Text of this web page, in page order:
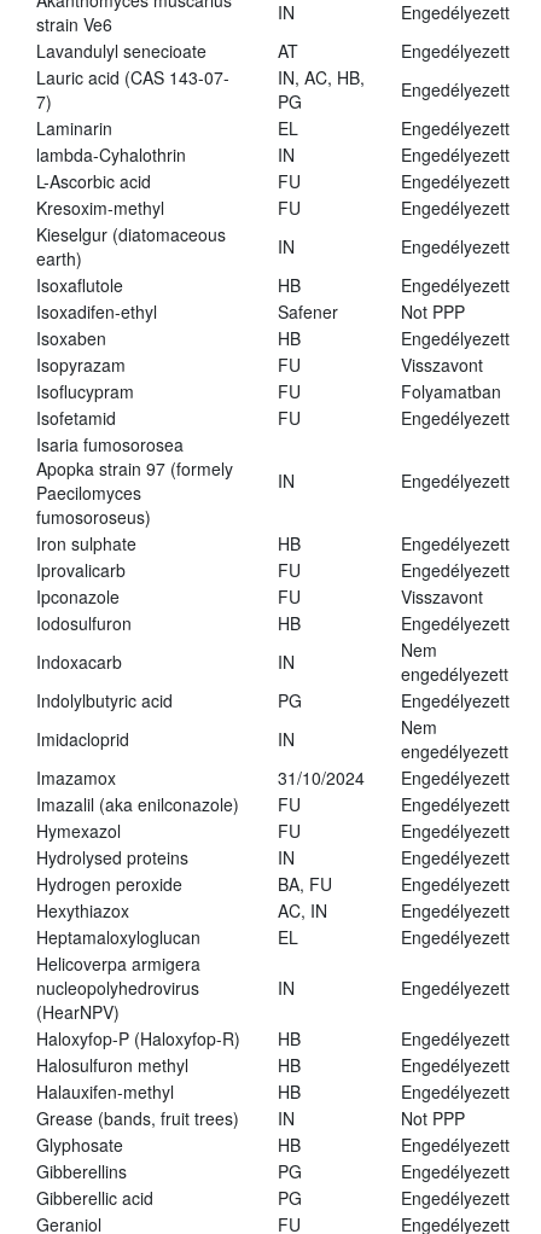
strain Ve6
IN
Engedélyezett
Lavandulyl senecioate
AT
Engedélyezett
Lauric acid (CAS 143-07-
7)
IN, AC, HB,
PG
Engedélyezett
Laminarin
EL
Engedélyezett
lambda-Cyhalothrin
IN
Engedélyezett
L-Ascorbic acid
FU
Engedélyezett
Kresoxim-methyl
FU
Engedélyezett
Kieselgur (diatomaceous
earth)
IN
Engedélyezett
Isoxaflutole
HB
Engedélyezett
Isoxadifen-ethyl
Safener
Not PPP
Isoxaben
HB
Engedélyezett
Isopyrazam
FU
Visszavont
Isoflucypram
FU
Folyamatban
Isofetamid
FU
Engedélyezett
Isaria fumosorosea
Apopka strain 97 (formely
Paecilomyces
fumosoroseus)
IN Engedélyezett
Iron sulphate HB
Engedélyezett
Iprovalicarb
FU
Engedélyezett
Ipconazole
FU
Visszavont
Iodosulfuron
HB
Engedélyezett
Indoxacarb
IN
Nem
engedélyezett
Indolylbutyric acid
PG
Engedélyezett
Imidacloprid
IN
Nem
engedélyezett
Imazamox
31/10/2024
Engedélyezett
Imazalil (aka enilconazole)
FU
Engedélyezett
Hymexazol
FU
Engedélyezett
Hydrolysed proteins
IN
Engedélyezett
Hydrogen peroxide
BA, FU
Engedélyezett
Hexythiazox
AC, IN
Engedélyezett
Heptamaloxyloglucan
EL
Engedélyezett
Helicoverpa armigera
nucleopolyhedrovirus
(HearNPV)
IN Engedélyezett
Haloxyfop-P (Haloxyfop-R) HB
Engedélyezett
Halosulfuron methyl
HB
Engedélyezett
Halauxifen-methyl
HB
Engedélyezett
Grease (bands, fruit trees)
IN
Not PPP
Glyphosate
HB
Engedélyezett
Gibberellins
PG
Engedélyezett
Gibberellic acid
PG
Engedélyezett
Geraniol
FU
Engedélyezett